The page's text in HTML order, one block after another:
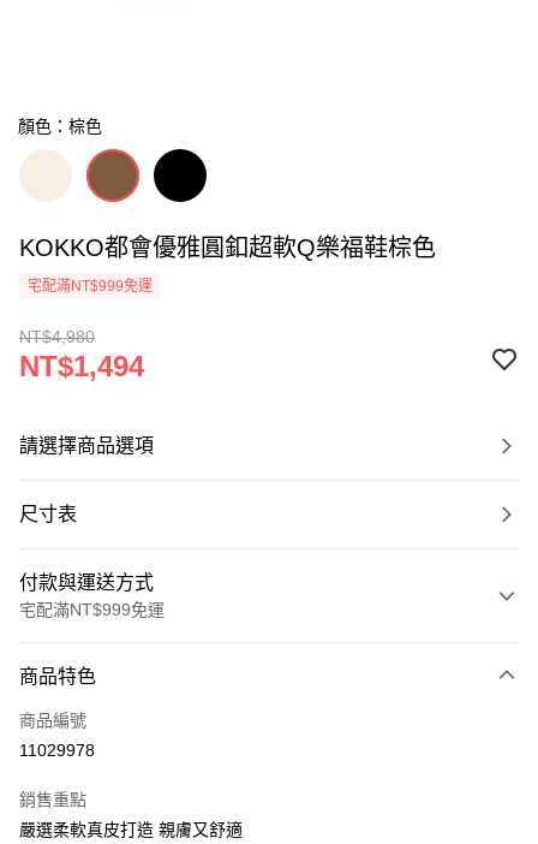
顏色：棕色
KOKKO都會優雅圓釦超軟Q樂福鞋棕色
宅配滿NT$999免運
NT$4,980
NT$1,494
請選擇商品選項
尺寸表
付款與運送方式
宅配滿NT$999免運
信用卡一次付款
LINE Pay
街口支付
商品特色
商品編號
11029978
銷售重點
嚴選柔軟真皮打造 親膚又舒適